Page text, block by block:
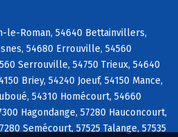
le-Roman, 54640 Bettainvillers,
54680 Errouville, 54560
Serrouville, 54750 Trieux, 54640
Briey, 54240 Joeuf, 54150 Mance,
54310 Homécourt, 54660
Hagondange, 57280 Hauconcourt,
Semécourt, 57525 Talange, 57535